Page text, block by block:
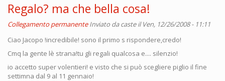
Regalo? ma che bella cosa!
Collegamento permanente Inviato dacasteil Ven, 12/26/2008 - 11:11
Ciao Jacopo !incredibile! sono il primo s rispondere,credo!
Cmq la gente lè strana!tu gli regali qualcosa e.... silenzio!
io accetto super volentieri! e visto che si può scegliere piglio il fine
settimna dal 9 al 11 gennaio!